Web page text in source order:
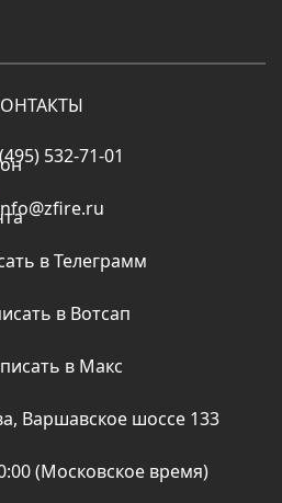
532-71-01
в Телеграмм
в Вотсап
в Макс
Варшавское шоссе 133
(Московское время)